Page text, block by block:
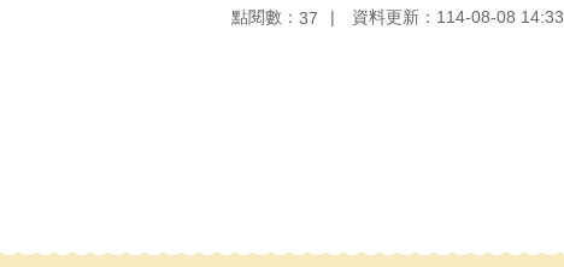
點閱數： 37 資料更新：114-08-08 14:33